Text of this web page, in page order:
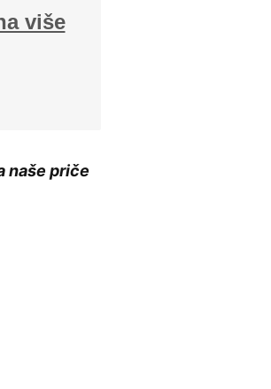
više
naše priče